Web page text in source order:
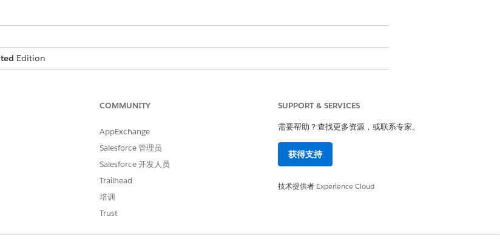
Edition
数字借贷权限集
请的员工选择此角色。
移现有申请的员工选择此角色。
加到入口网站来管理公司的员工。分配特定角色，以授予员工启动新贷款或管理处理工
COMMUNITY
AppExchange
Salesforce 管理员
Salesforce 开发人员
Trailhead
培训
Trust
SUPPORT & SERVICES
需要帮助？查找更多资源，或联系专家。
获得支持
技术提供者 Experience Cloud